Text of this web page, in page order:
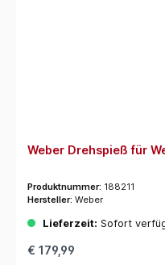
Weber Drehspieß für
Produktnummer: 188211
Hersteller: Weber
Lieferzeit: Sofort
€ 179,99